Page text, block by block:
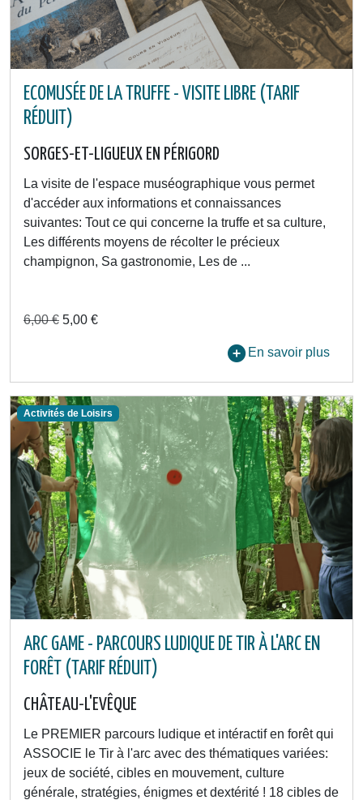
ECOMUSÉE DE LA TRUFFE - VISITE LIBRE (TARIF
RÉDUIT)
SORGES-ET-LIGUEUX EN PÉRIGORD
La visite de l'espace muséographique vous permet
d'accéder aux informations et connaissances
suivantes: Tout ce qui concerne la truffe et sa culture,
Les différents moyens de récolter le précieux
champignon, Sa gastronomie, Les de ...
6,00 € 5,00 €
En savoir plus
Activités de Loisirs
ARC GAME - PARCOURS LUDIQUE DE TIR À L'ARC EN
FORÊT (TARIF RÉDUIT)
CHÂTEAU-L'EVÊQUE
Le PREMIER parcours ludique et intéractif en forêt qui
ASSOCIE le Tir à l'arc avec des thématiques variées:
jeux de société, cibles en mouvement, culture
générale, stratégies, énigmes et dextérité ! 18 cibles de